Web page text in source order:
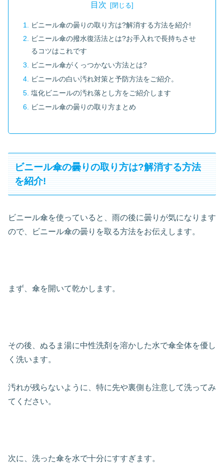
目次
ビニール傘の曇りの取り方は?解消する方法を紹介!
ビニール傘の撥水復活法とは?お手入れで長持ちさせ
るコツはこれです
ビニール傘がくっつかない方法とは?
ビニールの白い汚れ対策と予防方法をご紹介。
塩化ビニールの汚れ落とし方をご紹介します
ビニール傘の曇りの取り方まとめ
ビニール傘の曇りの取り方は?解消する方法
を紹介!
ビニール傘を使っていると、雨の後に曇りが気になります
ので、ビニール傘の曇りを取る方法をお伝えします。
まず、傘を開いて乾かします。
その後、ぬるま湯に中性洗剤を溶かした水で傘全体を優し
く洗います。
汚れが残らないように、特に先や裏側も注意して洗ってみ
てください。
次に、洗った傘を水で十分にすすぎます。